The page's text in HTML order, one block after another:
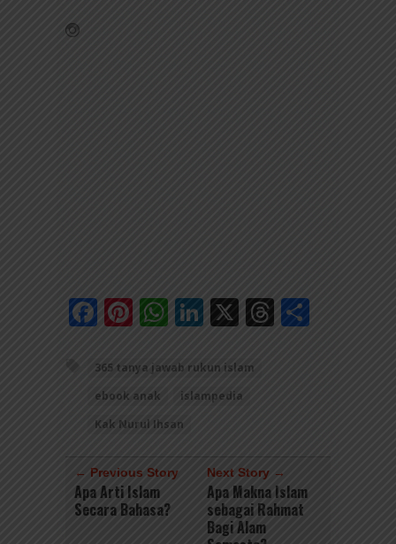
Facebook
Pinterest
WhatsApp
LinkedIn
X Threads
365 tanya jawab rukun islam
ebook anak
islampedia
Kak Nurul Ihsan
← Previous Story
Apa Arti Islam
Secara Bahasa?
Next Story →
Apa Makna Islam
sebagai Rahmat
Bagi Alam